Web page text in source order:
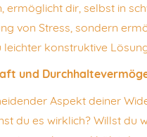
ermöglicht dir, selbst in
von Stress, sondern
leichter konstruktive
und
Aspekt deiner
du es wirklich? Willst du